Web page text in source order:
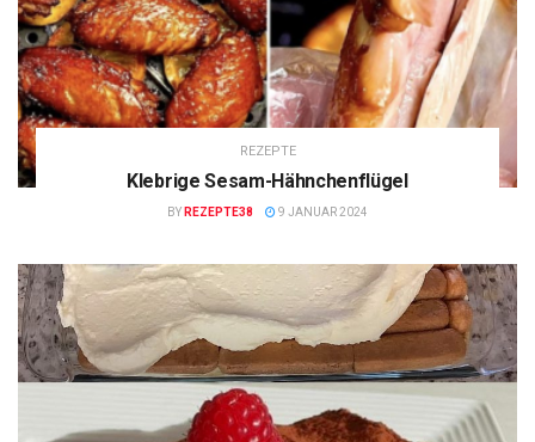
REZEPTE
Klebrige Sesam-Hähnchenflügel
BY REZEPTE38 9 JANUAR 2024